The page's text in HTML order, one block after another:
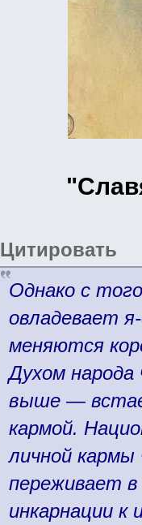
Цитировать
Однако с
овладевает
меняются
Духом народа
выше —
кармой.
личной кармы
переживает
инкарнации к